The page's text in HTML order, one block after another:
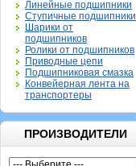
Линейные подшипники
Ступичные подшипники
Шарики от
подшипников
Ролики от подшипников
Приводные цепи
Подшипниковая смазка
Конвейерная лента на
транспортеры
ПРОИЗВОДИТЕЛИ